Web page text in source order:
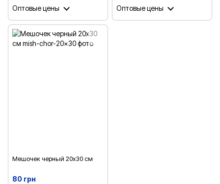
Оптовые цены
Оптовые цены
Мешочек черный 20х30 см
80 грн